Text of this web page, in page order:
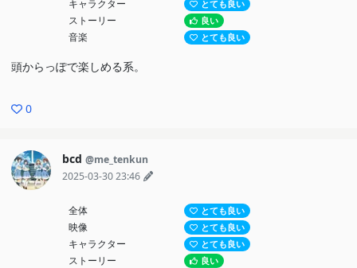
キャラクター とても良い
ストーリー 良い
音楽 とても良い
頭からっぽで楽しめる系。
0
bcd @me_tenkun
2025-03-30 23:46
全体 とても良い
映像 とても良い
キャラクター とても良い
ストーリー 良い